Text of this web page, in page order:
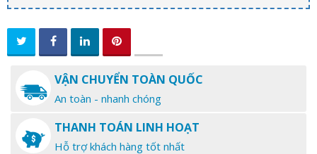
VẬN CHUYỂN TOÀN QUỐC
An toàn - nhanh chóng
THANH TOÁN LINH HOẠT
Hỗ trợ khách hàng tốt nhất